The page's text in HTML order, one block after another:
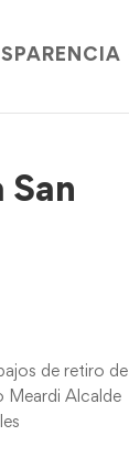
San
de retiro de
Meardi Alcalde